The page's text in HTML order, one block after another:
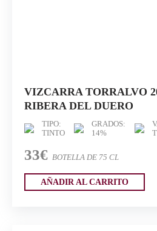
VIZCARRA TORRALVO
RIBERA DEL DUERO
TIPO:
TINTO
GRADOS:
14%
33€ BOTELLA DE 75 CL
AÑADIR AL CARRITO